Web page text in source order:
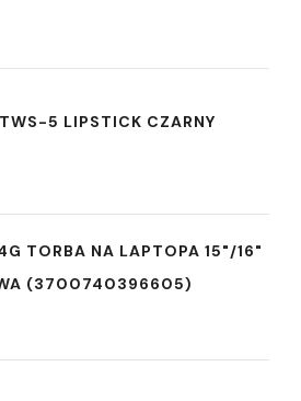
5 LIPSTICK CZARNY
TORBA NA LAPTOPA 15"/16"
(3700740396605)